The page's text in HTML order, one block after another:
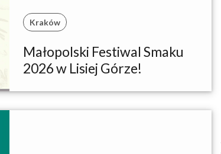
Kraków
Małopolski Festiwal Smaku
2026 w Lisiej Górze!